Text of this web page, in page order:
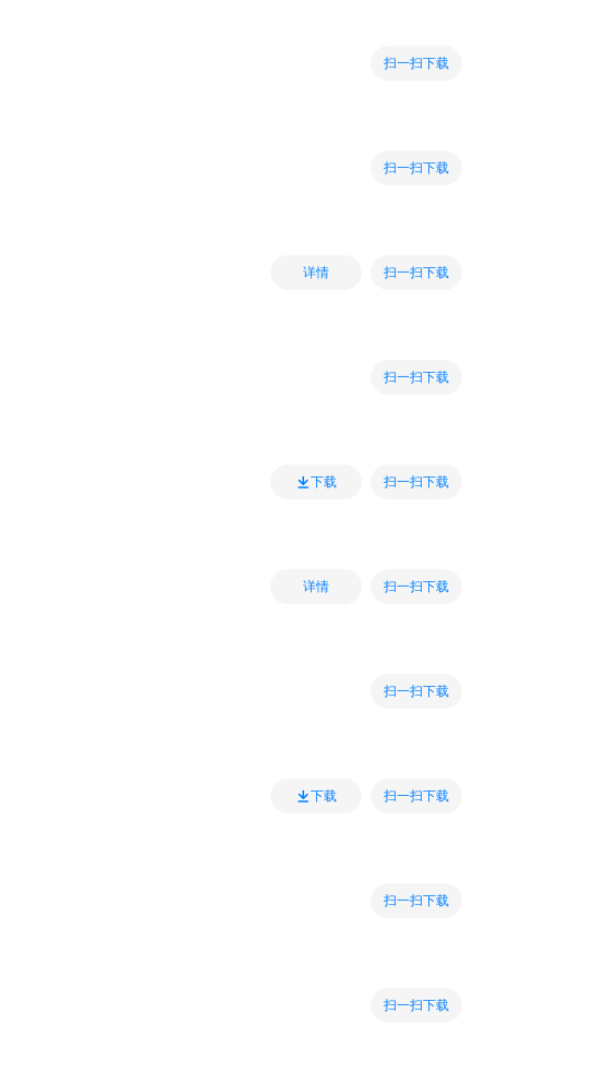
扫一扫下载
扫一扫下载
详情 扫一扫下载
扫一扫下载
下载 扫一扫下载
详情 扫一扫下载
扫一扫下载
下载 扫一扫下载
扫一扫下载
扫一扫下载